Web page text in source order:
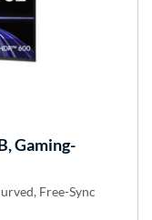
Gaming-
Free-Sync